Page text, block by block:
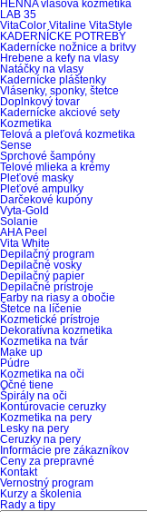
HENNA vlasová kozmetika
LAB 35
VitaColor Vitaline VitaStyle
KADERNÍCKE POTREBY
Kadernícke nožnice a britvy
Hrebene a kefy na vlasy
Natáčky na vlasy
Kadernícke pláštenky
Vlásenky, sponky, štetce
Doplnkový tovar
Kadernícke akciové sety
Kozmetika
Telová a pleťová kozmetika
Sense
Sprchové šampóny
Telové mlieka a krémy
Pleťové masky
Pleťové ampulky
Darčekové kupóny
Vyta-Gold
Solanie
AHA Peel
Vita White
Depilačný program
Depilačné vosky
Depilačný papier
Depilačné prístroje
Farby na riasy a obočie
Štetce na líčenie
Kozmetické prístroje
Dekoratívna kozmetika
Kozmetika na tvár
Make up
Púdre
Kozmetika na oči
Očné tiene
Špirály na oči
Kontúrovacie ceruzky
Kozmetika na pery
Lesky na pery
Ceruzky na pery
Informácie pre zákazníkov
Ceny za prepravné
Kontakt
Vernostný program
Kurzy a školenia
Rady a tipy